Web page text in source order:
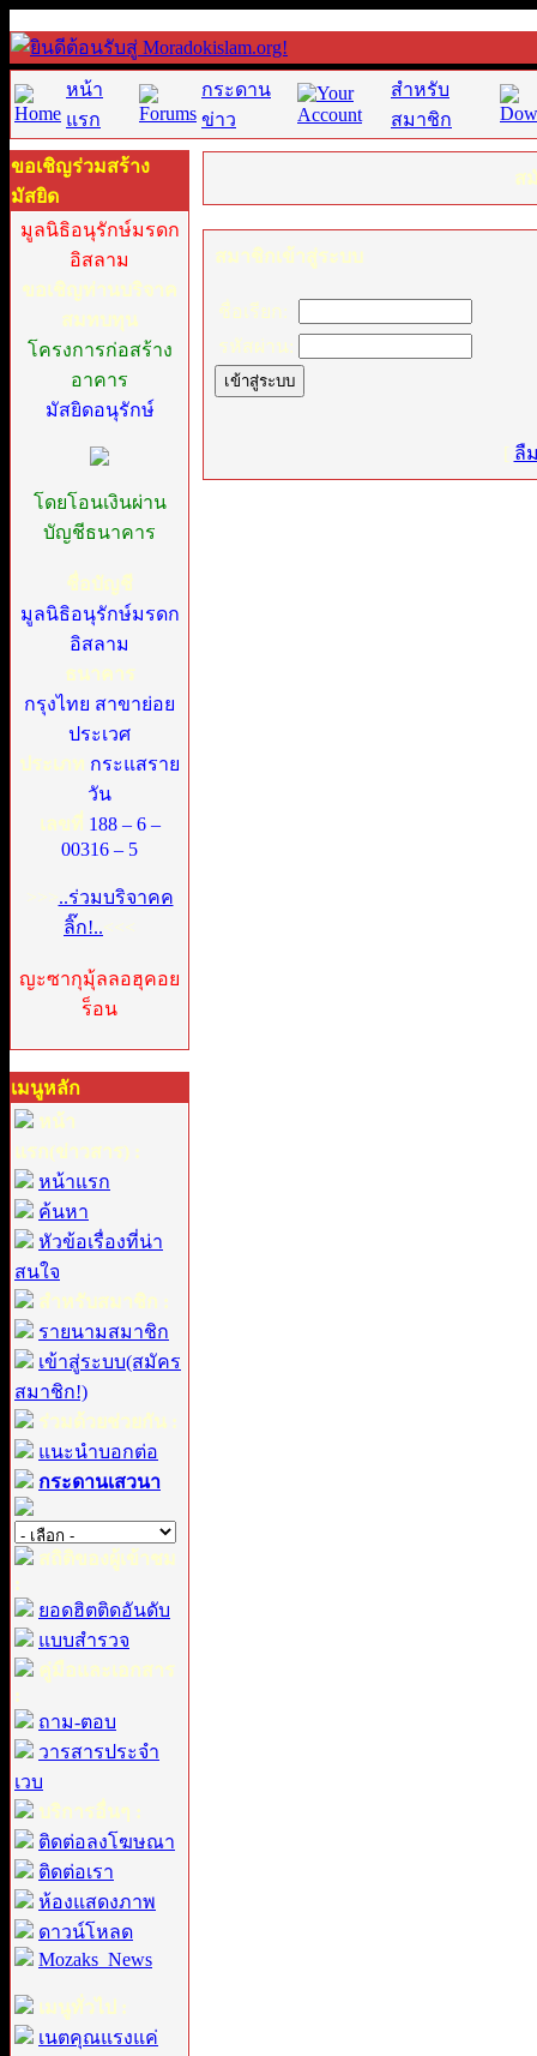
หน้า
แรก
กระดาน
ข่าว
สำหรับ
สมาชิก
ขอเชิญร่วมสร้าง
มัสยิด
มูลนิธิอนุรักษ์มรดก
อิสลาม
ขอเชิญท่านบริจาค
สมทบทุน
โครงการก่อสร้าง
อาคาร
มัสยิดอนุรักษ์
โดยโอนเงินผ่าน
บัญชีธนาคาร
ชื่อบัญชี
มูลนิธิอนุรักษ์มรดก
อิสลาม
ธนาคาร
กรุงไทย สาขาย่อย
ประเวศ
ประเภท กระแสราย
วัน
เลขที่ 188 – 6 –
00316 – 5
>>>..ร่วมบริจาคค
ลิ๊ก!..<<<
ญะซากุมุ้ลลอฮุคอย
ร็อน
เมนูหลัก
หน้า
แรก(ข่าวสาร) :
หน้าแรก
ค้นหา
หัวข้อเรื่องที่น่า
สนใจ
สำหรับสมาชิก :
รายนามสมาชิก
เข้าสู่ระบบ(สมัคร
สมาชิก!)
ร่วมด้วยช่วยกัน :
แนะนำบอกต่อ
กระดานเสวนา
สถิติของผู้เข้าชม
:
ยอดฮิตติดอันดับ
แบบสำรวจ
คู่มือและเอกสาร
:
ถาม-ตอบ
วารสารประจำ
เวบ
บริการอื่นๆ :
ติดต่อลงโฆษณา
ติดต่อเรา
ห้องแสดงภาพ
ดาวน์โหลด
Mozaks_News
เมนูทั่วไป :
เนตคุณแรงแค่
ส
สมาชิกเข้าสู่ระบบ
ชื่อเรียก:
รหัสผ่าน:
[ ลื